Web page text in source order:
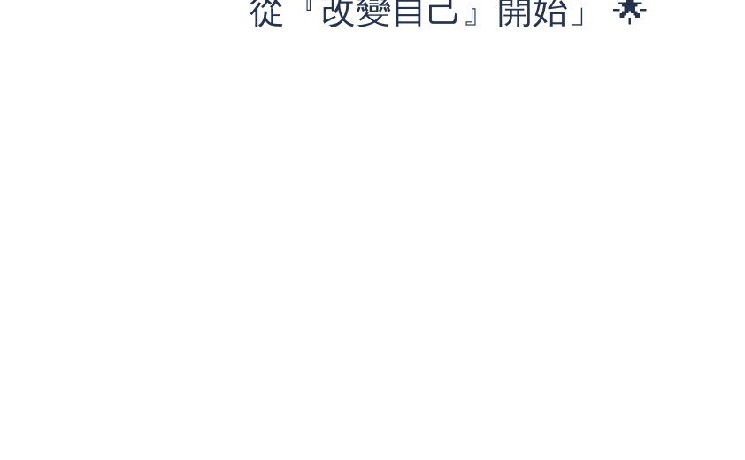
從『改變自己』開始」 🌟